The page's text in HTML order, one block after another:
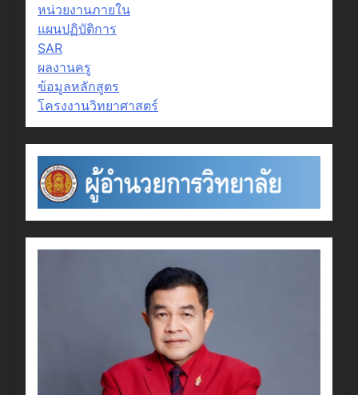
หน่วยงานภายใน
แผนปฏิบัติการ
SAR
ผลงานครู
ข้อมูลหลักสูตร
โครงงานวิทยาศาสตร์